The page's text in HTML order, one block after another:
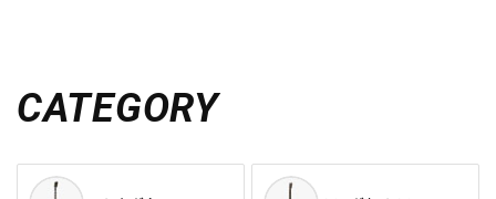
CATEGORY